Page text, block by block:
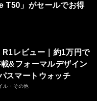
T50」がセールでお得
R1レビュー｜約1万円で
&フォーマルデザイン
スマートウォッチ
ル・その他